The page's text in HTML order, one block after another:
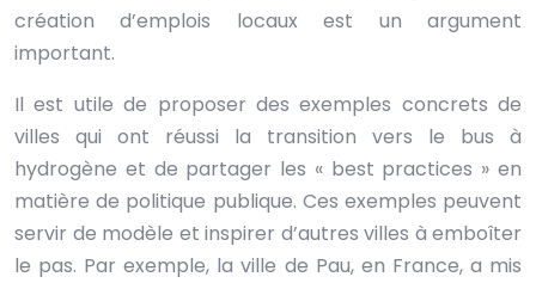
création d’emplois locaux est un argument
important.
Il est utile de proposer des exemples concrets de
villes qui ont réussi la transition vers le bus à
hydrogène et de partager les « best practices » en
matière de politique publique. Ces exemples peuvent
servir de modèle et inspirer d’autres villes à emboîter
le pas. Par exemple, la ville de Pau, en France, a mis